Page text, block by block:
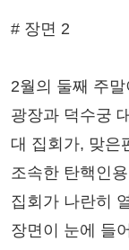
# 장면 2
2월의 둘째 주
광장과 덕수궁
대 집회가, 맞은
조속한 탄핵인
집회가 나란히
장면이 눈에 들